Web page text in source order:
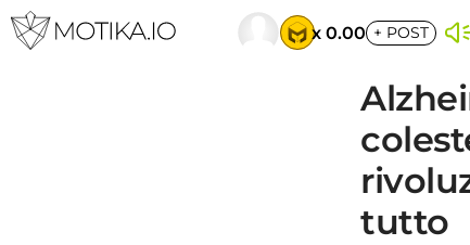
x 0.00 + POST
tutto